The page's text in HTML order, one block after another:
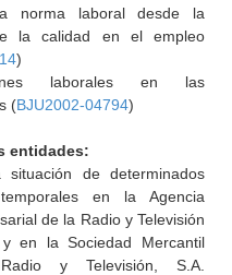
norma laboral desde la
la calidad en el empleo
)
laborales en las
(BJU2002-04794)
entidades:
situación de determinados
en la Agencia
de la Radio y Televisión
en la Sociedad Mercantil
y Televisión, S.A.